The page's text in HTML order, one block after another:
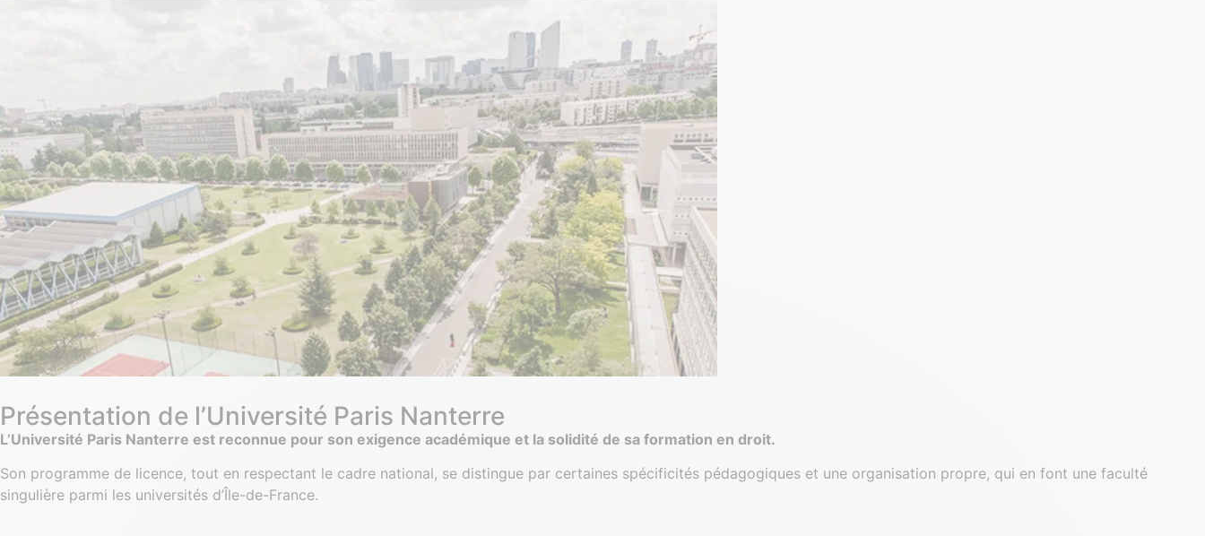
Présentation de l’Université Paris Nanterre
L’Université Paris Nanterre est reconnue pour son exigence académique et la solidité de sa formation en droit.
Son programme de licence, tout en respectant le cadre national, se distingue par certaines spécificités pédagogiques et une organisation propre, qui en font une faculté
singulière parmi les universités d’Île-de-France.